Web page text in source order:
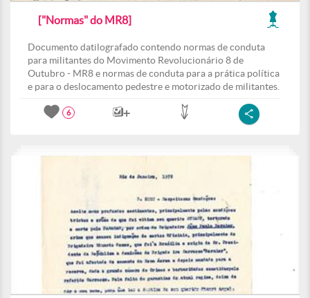
["Normas" do MR8]
Documento datilografado contendo normas de conduta
para militantes do Movimento Revolucionário 8 de
Outubro - MR8 e normas de conduta para a prática política
e para o deslocamento pedestre e motorizado de militantes.
6